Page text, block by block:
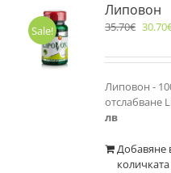
Sale!
Липовон
35.70€ 30.70
Липовон -
отслабване
лв
Добавяне
количката